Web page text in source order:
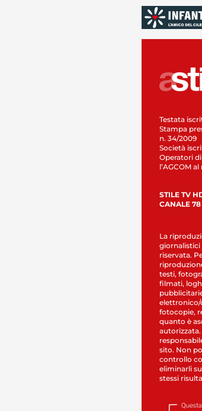
Testata
Stampa
n. 34/2009
Società
Operatori
l’AGCOM al
STILE TV
CANALE 78
La
giornalistici
riservata.
testi,
filmati,
elettronico/
fotocopie,
quanto è
sito. Non
controllo
eliminarli
stessi